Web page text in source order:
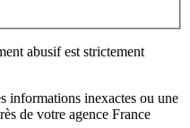
abusif est strictement
informations inexactes ou une
de votre agence France